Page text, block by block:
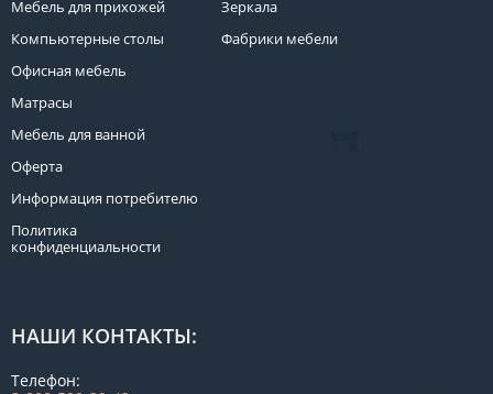
Мебель для прихожей
Компьютерные столы
Офисная мебель
Матрасы
Мебель для ванной
Оферта
Информация потребителю
Политика
конфиденциальности
Зеркала
Фабрики мебели
НАШИ КОНТАКТЫ:
Телефон: